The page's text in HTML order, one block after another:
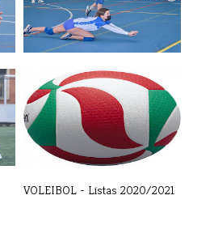
GALERÍA DE FOTOS - ENERO
VOLEIBOL - Listas 2020/2021